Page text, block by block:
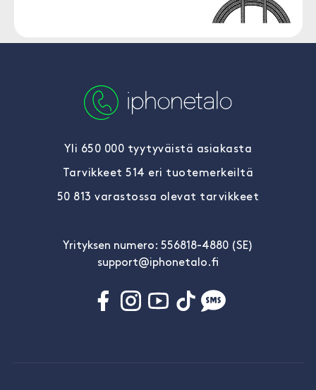
Yli 650 000 tyytyväistä asiakasta
Tarvikkeet 514 eri tuotemerkeiltä
50 813 varastossa olevat tarvikkeet
Yrityksen numero: 556818-4880 (SE)
support@iphonetalo.fi